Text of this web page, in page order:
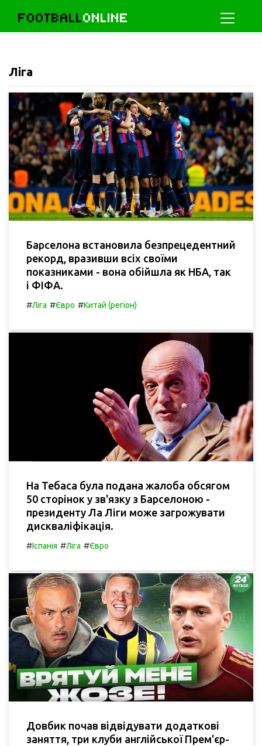
FOOTBALLONLINE
Ліга
Барселона встановила безпрецедентний
рекорд, вразивши всіх своїми
показниками - вона обійшла як НБА, так
і ФІФА.
#Ліга #Євро #Китай (регіон)
На Тебаса була подана жалоба обсягом
50 сторінок у зв'язку з Барселоною -
президенту Ла Ліги може загрожувати
дискваліфікація.
#Іспанія #Ліга #Євро
Довбик почав відвідувати додаткові
заняття, три клуби англійської Прем'єр-